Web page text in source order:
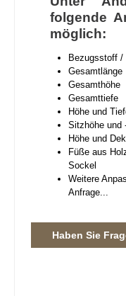
folgende
möglich:
Bezugsstoff /
Gesamtlänge
Gesamthöhe
Gesamttiefe
Höhe und
Sitzhöhe und
Höhe und
Füße aus
Sockel
Weitere
Anfrage...
Haben Sie